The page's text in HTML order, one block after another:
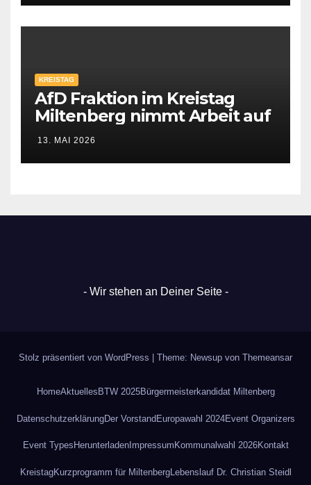
KREISTAG
AfD Fraktion im Kreistag
Miltenberg nimmt Arbeit auf
13. MAI 2026
- Wir stehen an Deiner Seite -
Stolz präsentiert von WordPress Theme: Newsup von Themeansar
HomeAktuelles BTW 2025Bürgermeisterkandidat Miltenberg
Datenschutz­erklärungDer VorstandEuropawahl 2024Event Organizers
Event Types HerunterladenImpressum Kommunalwahl 2026Kontakt
KreistagKurzprogramm für MiltenbergLebenslauf Dr. Christian Steidl